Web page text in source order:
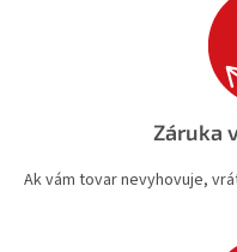
Záruka
Ak vám tovar nevyhovuje,